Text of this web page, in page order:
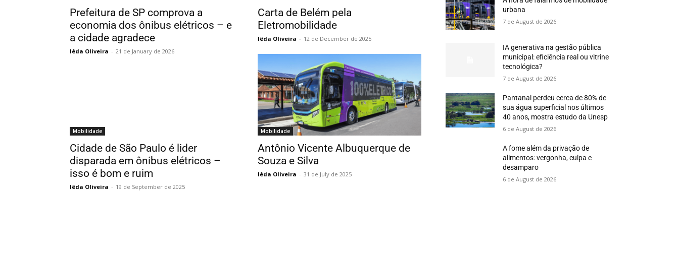
Prefeitura de SP comprova a
economia dos ônibus elétricos – e
a cidade agradece
Iêda Oliveira - 21 de January de 2026
Carta de Belém pela
Eletromobilidade
Iêda Oliveira - 12 de December de 2025
Mobilidade
Cidade de São Paulo é lider
disparada em ônibus elétricos –
isso é bom e ruim
Iêda Oliveira - 19 de September de 2025
Mobilidade
Antônio Vicente Albuquerque de
Souza e Silva
Iêda Oliveira - 31 de July de 2025
urbana
7 de August de 2026
IA generativa na gestão pública
municipal: eficiência real ou vitrine
tecnológica?
7 de August de 2026
Pantanal perdeu cerca de 80% de
sua água superficial nos últimos
40 anos, mostra estudo da Unesp
6 de August de 2026
A fome além da privação de
alimentos: vergonha, culpa e
desamparo
6 de August de 2026